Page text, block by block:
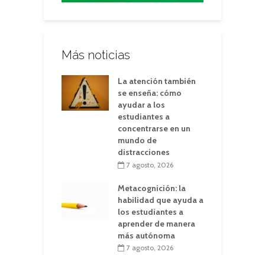
Más noticias
La atención también
se enseña: cómo
ayudar a los
estudiantes a
concentrarse en un
mundo de
distracciones
7 agosto, 2026
Metacognición: la
habilidad que ayuda a
los estudiantes a
aprender de manera
más autónoma
7 agosto, 2026